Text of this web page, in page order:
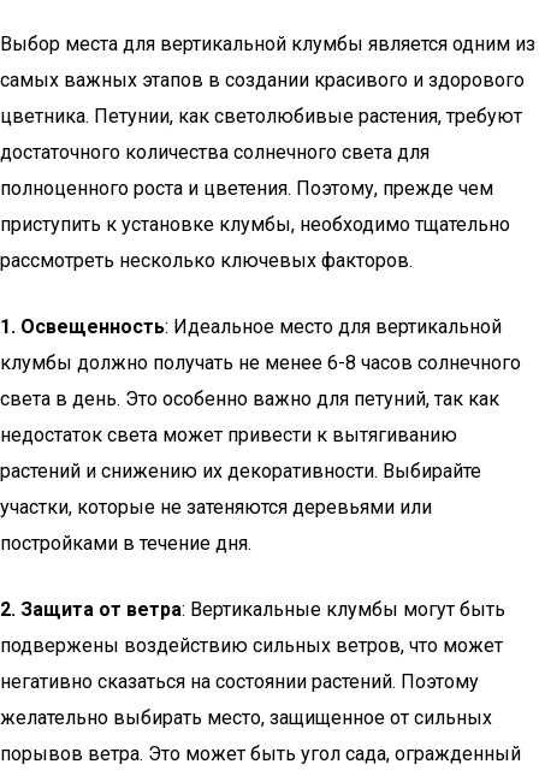
Выбор места для вертикальной клумбы является одним из
самых важных этапов в создании красивого и здорового
цветника. Петунии, как светолюбивые растения, требуют
достаточного количества солнечного света для
полноценного роста и цветения. Поэтому, прежде чем
приступить к установке клумбы, необходимо тщательно
рассмотреть несколько ключевых факторов.
1. Освещенность: Идеальное место для вертикальной
клумбы должно получать не менее 6-8 часов солнечного
света в день. Это особенно важно для петуний, так как
недостаток света может привести к вытягиванию
растений и снижению их декоративности. Выбирайте
участки, которые не затеняются деревьями или
постройками в течение дня.
2. Защита от ветра: Вертикальные клумбы могут быть
подвержены воздействию сильных ветров, что может
негативно сказаться на состоянии растений. Поэтому
желательно выбирать место, защищенное от сильных
порывов ветра. Это может быть угол сада, огражденный